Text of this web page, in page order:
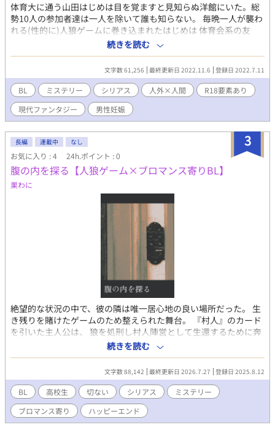
体育大に通う山田はじめは目を覚ますと見知らぬ洋館にいた。総
勢10人の参加者達は一人を除いて誰も知らない。 毎晩一人が襲わ
れる(性的に)人狼ゲームに巻き込まれたはじめは 体育会系の友
人、警察官、画家、小説家、ホスト、ヤンキー、医者、IT社長、
ギャンブラーの中から人狼を暴いて絶望を打ち破れるのか
┈┈┈┈┈┈┈┈┈┈┈┈┈┈┈┈┈ 性質上人狼が攻め。市民陣
営(狂人も含む)は受けになります。人狼は性欲、加虐傾向が強ま
るという設定です。 処刑も死では無く処罰(性的に)にするので犠
牲者全員のR18パートがあります。 受けが可哀想な程可愛いとい
う趣向をお持ちの方向けです。また、この小説の性質上誰が受け
攻めになるかは分からなくなっている＆犠牲者全員の色んなR18
シーンを書いているので、なんでも許せる方向けの小説となって
おります。 ※暴力、レイプ表現が含まれています R18の話には※
を付けます。 エロメインで書こうと思ってましたが、しっかり人
狼ゲームをしてます。 なお人は死にませんが、デスゲームチック
な世界観なので脱落者は漏れなく酷い目にあいます。
続きを読む
文字数 61,256 最終更新日 2022.11.6 登録日 2022.7.11
BL ミステリー シリアス 人外×人間
R18要素あり
現代ファンタジー
男性妊娠
3
長編 連載中 なし
お気に入り : 4 24h.ポイント : 0
腹の内を探る【人狼ゲーム×ブロマンス寄りBL】
巣わに
絶望的な状況の中で、彼の隣は唯一居心地の良い場所だった。 生
き残りを賭けたゲームのため整えられた舞台。 『村人』のカード
を引いた主人公は、 狼を処刑し村人陣営として生還するために奔
走する。 【月曜・水曜・金曜 更新目安】 西洋風舞台・高校生想
定 三角関係……？ ブロンド髪の主人公シャルと、美形白髪、黒髪
無口が出てきます。 その他、女の子同士のクソデカ感情もあるか
もしれません。 結末を想定しているカプはありますが、作中でど
う進んでいくのかお楽しみいただければ幸いです。
続きを読む
文字数 88,142 最終更新日 2026.7.27 登録日 2025.8.12
BL 高校生 切ない シリアス
ミステリー
ブロマンス寄り
ハッピーエンド